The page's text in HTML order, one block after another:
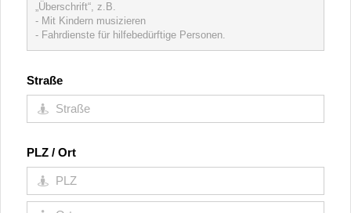
„Überschrift“, z.B.
- Mit Kindern musizieren
- Fahrdienste für hilfebedürftige Personen.
Straße
PLZ / Ort